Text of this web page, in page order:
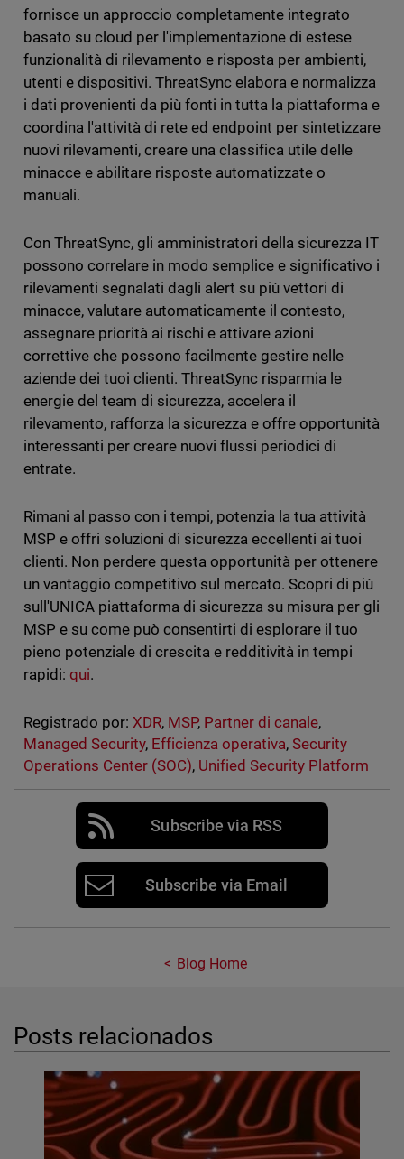
fornisce un approccio completamente integrato
basato su cloud per l'implementazione di estese
funzionalità di rilevamento e risposta per ambienti,
utenti e dispositivi. ThreatSync elabora e normalizza
i dati provenienti da più fonti in tutta la piattaforma e
coordina l'attività di rete ed endpoint per sintetizzare
nuovi rilevamenti, creare una classifica utile delle
minacce e abilitare risposte automatizzate o
manuali.
Con ThreatSync, gli amministratori della sicurezza IT
possono correlare in modo semplice e significativo i
rilevamenti segnalati dagli alert su più vettori di
minacce, valutare automaticamente il contesto,
assegnare priorità ai rischi e attivare azioni
correttive che possono facilmente gestire nelle
aziende dei tuoi clienti. ThreatSync risparmia le
energie del team di sicurezza, accelera il
rilevamento, rafforza la sicurezza e offre opportunità
interessanti per creare nuovi flussi periodici di
entrate.
Rimani al passo con i tempi, potenzia la tua attività
MSP e offri soluzioni di sicurezza eccellenti ai tuoi
clienti. Non perdere questa opportunità per ottenere
un vantaggio competitivo sul mercato. Scopri di più
sull'UNICA piattaforma di sicurezza su misura per gli
MSP e su come può consentirti di esplorare il tuo
pieno potenziale di crescita e redditività in tempi
rapidi: qui.
Registrado por: XDR, MSP, Partner di canale,
Managed Security, Efficienza operativa,Security
Operations Center (SOC), Unified Security Platform
Subscribe via RSS
Subscribe via Email
Blog Home
Posts relacionados